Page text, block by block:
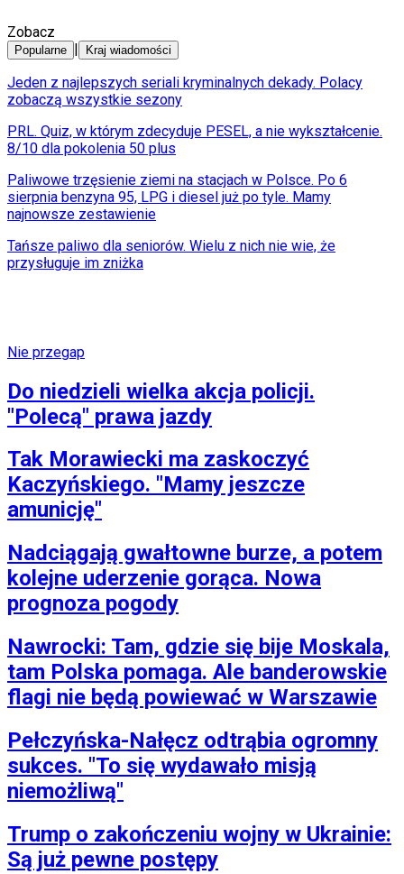
Zobacz
Popularne | Kraj wiadomości
Jeden z najlepszych seriali kryminalnych dekady. Polacy
zobaczą wszystkie sezony
PRL. Quiz, w którym zdecyduje PESEL, a nie wykształcenie.
8/10 dla pokolenia 50 plus
Paliwowe trzęsienie ziemi na stacjach w Polsce. Po 6
sierpnia benzyna 95, LPG i diesel już po tyle. Mamy
najnowsze zestawienie
Tańsze paliwo dla seniorów. Wielu z nich nie wie, że
przysługuje im zniżka
Nie przegap
Do niedzieli wielka akcja policji.
"Polecą" prawa jazdy
Tak Morawiecki ma zaskoczyć
Kaczyńskiego. "Mamy jeszcze
amunicję"
Nadciągają gwałtowne burze, a potem
kolejne uderzenie gorąca. Nowa
prognoza pogody
Nawrocki: Tam, gdzie się bije Moskala,
tam Polska pomaga. Ale banderowskie
flagi nie będą powiewać w Warszawie
Pełczyńska-Nałęcz odtrąbia ogromny
sukces. "To się wydawało misją
niemożliwą"
Trump o zakończeniu wojny w Ukrainie:
Są już pewne postępy